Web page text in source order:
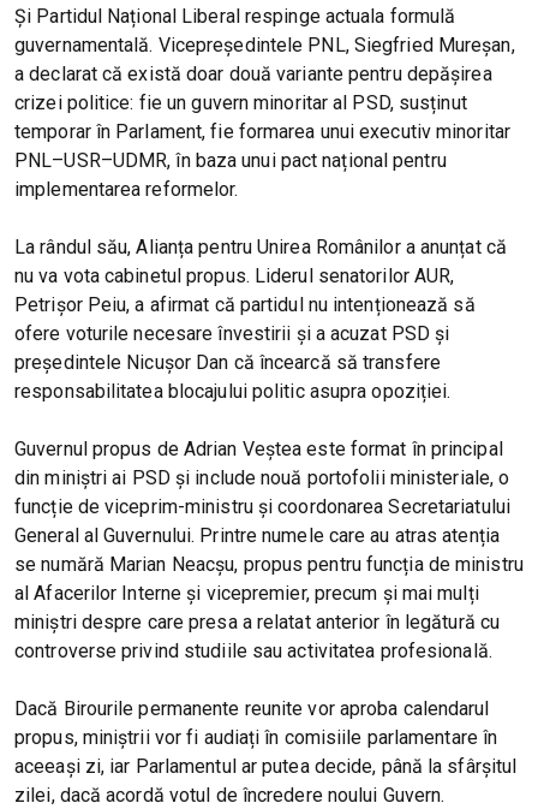
Și Partidul Național Liberal respinge actuala formulă
guvernamentală. Vicepreședintele PNL, Siegfried Mureșan,
a declarat că există doar două variante pentru depășirea
crizei politice: fie un guvern minoritar al PSD, susținut
temporar în Parlament, fie formarea unui executiv minoritar
PNL–USR–UDMR, în baza unui pact național pentru
implementarea reformelor.
La rândul său, Alianța pentru Unirea Românilor a anunțat că
nu va vota cabinetul propus. Liderul senatorilor AUR,
Petrișor Peiu, a afirmat că partidul nu intenționează să
ofere voturile necesare învestirii și a acuzat PSD și
președintele Nicușor Dan că încearcă să transfere
responsabilitatea blocajului politic asupra opoziției.
Guvernul propus de Adrian Veștea este format în principal
din miniștri ai PSD și include nouă portofolii ministeriale, o
funcție de viceprim-ministru și coordonarea Secretariatului
General al Guvernului. Printre numele care au atras atenția
se numără Marian Neacșu, propus pentru funcția de ministru
al Afacerilor Interne și vicepremier, precum și mai mulți
miniștri despre care presa a relatat anterior în legătură cu
controverse privind studiile sau activitatea profesională.
Dacă Birourile permanente reunite vor aproba calendarul
propus, miniștrii vor fi audiați în comisiile parlamentare în
aceeași zi, iar Parlamentul ar putea decide, până la sfârșitul
zilei, dacă acordă votul de încredere noului Guvern.